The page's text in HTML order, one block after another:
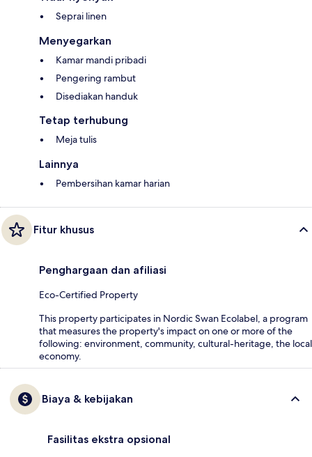
Seprai linen
Menyegarkan
Kamar mandi pribadi
Pengering rambut
Disediakan handuk
Tetap terhubung
Meja tulis
Lainnya
Pembersihan kamar harian
Fitur khusus
Penghargaan dan afiliasi
Eco-Certified Property
This property participates in Nordic Swan Ecolabel, a program
that measures the property's impact on one or more of the
following: environment, community, cultural-heritage, the local
economy.
Biaya & kebijakan
Fasilitas ekstra opsional